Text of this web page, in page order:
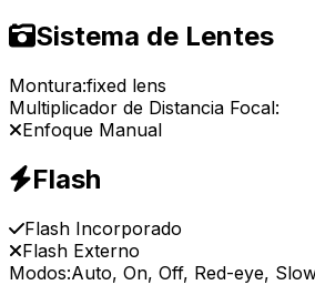
Sistema de Lentes
Montura:fixed lens
Multiplicador de Distancia Focal:
Enfoque Manual
Flash
Flash Incorporado
Flash Externo
Modos:Auto, On, Off, Red-eye,